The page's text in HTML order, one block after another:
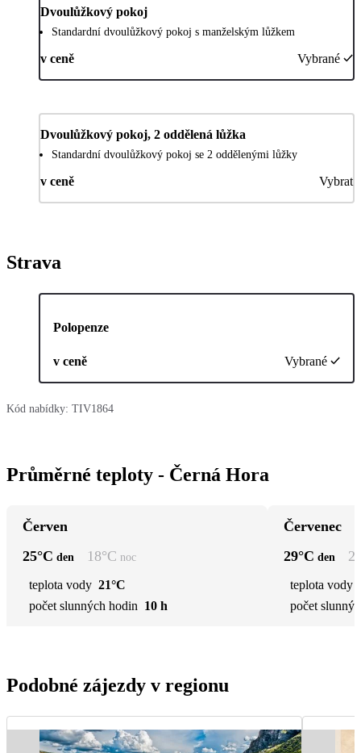
Dvoulůžkový pokoj
Standardní dvoulůžkový pokoj s manželským lůžkem
v ceně Vybrané
Dvoulůžkový pokoj, 2 oddělená lůžka
Standardní dvoulůžkový pokoj se 2 oddělenými lůžky
v ceně Vybrat
Strava
Polopenze
v ceně Vybrané
Kód nabídky: TIV1864
Průměrné teploty - Černá Hora
Červen
25°C den 18°C noc
teplota vody 21°C
počet slunných hodin 10 h
Červenec
29°C den
teplota vody
počet
Podobné zájezdy v regionu